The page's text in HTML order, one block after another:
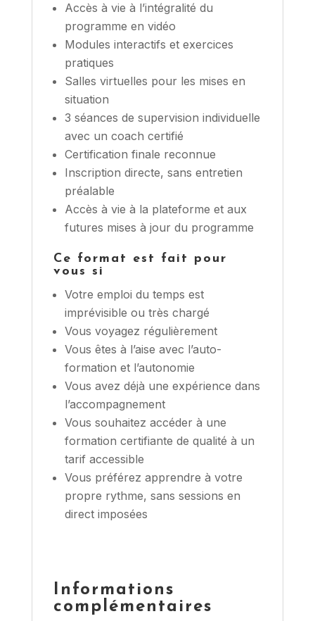
Accès à vie à l’intégralité du
programme en vidéo
Modules interactifs et exercices
pratiques
Salles virtuelles pour les mises en
situation
3 séances de supervision individuelle
avec un coach certifié
Certification finale reconnue
Inscription directe, sans entretien
préalable
Accès à vie à la plateforme et aux
futures mises à jour du programme
Ce format est fait pour
vous si
Votre emploi du temps est
imprévisible ou très chargé
Vous voyagez régulièrement
Vous êtes à l’aise avec l’auto-
formation et l’autonomie
Vous avez déjà une expérience dans
l’accompagnement
Vous souhaitez accéder à une
formation certifiante de qualité à un
tarif accessible
Vous préférez apprendre à votre
propre rythme, sans sessions en
direct imposées
Informations
complémentaires